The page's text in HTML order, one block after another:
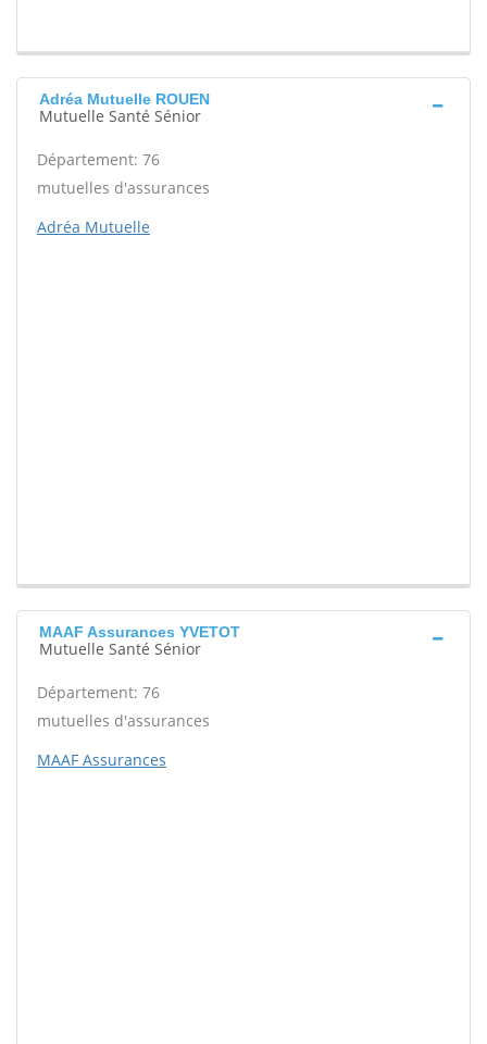
Adréa Mutuelle ROUEN
Mutuelle Santé Sénior
Département: 76
mutuelles d'assurances
Adréa Mutuelle
MAAF Assurances YVETOT
Mutuelle Santé Sénior
Département: 76
mutuelles d'assurances
MAAF Assurances